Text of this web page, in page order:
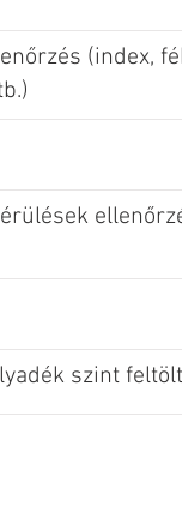
(index,
szint